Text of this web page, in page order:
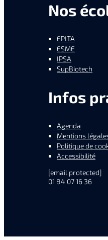
Nos
EPITA
ESME
IPSA
SupBiotech
Infos
Agenda
Mentions
Politique de
Accessibilité
[email protected]
01 84 07 16 36